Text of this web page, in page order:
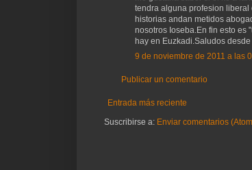
tendra alguna profesion liberal
historias andan metidos
nosotros Ioseba.En fin esto es
hay en Euzkadi.Saludos
9 de noviembre de 2011 a las
Publicar un comentario
Entrada más reciente
Suscribirse a: Enviar comentarios